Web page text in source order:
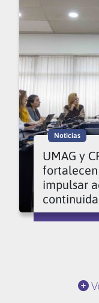
Noticias
UMAG y
impulsar